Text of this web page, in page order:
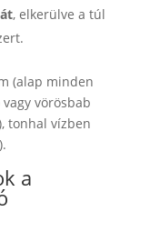
, elkerülve a túl
(alap minden
vörösbab
tonhal vízben
a